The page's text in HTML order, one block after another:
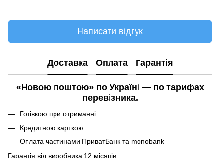
Написати відгук
Доставка Оплата Гарантія
«Новою поштою» по Україні — по тарифах
перевізника.
Готівкою при отриманні
Кредитною карткою
Оплата частинами ПриватБанк та monobank
Гарантія від виробника 12 місяців.